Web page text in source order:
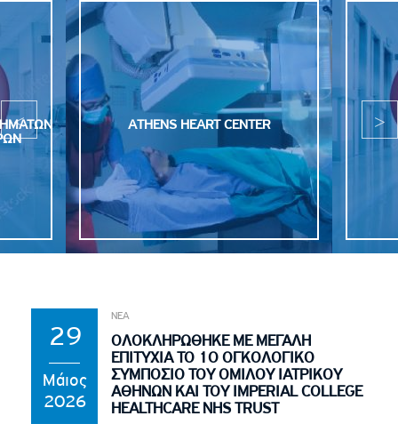
ATHENS HEART CENTER
29
Μάιος
2026
ΝΕΑ
ΟΛΟΚΛΗΡΩΘΗΚΕ ΜΕ ΜΕΓΑΛΗ
ΕΠΙΤΥΧΙΑ ΤΟ 1Ο ΟΓΚΟΛΟΓΙΚΟ
ΣΥΜΠΟΣΙΟ ΤΟΥ ΟΜΙΛΟΥ ΙΑΤΡΙΚΟΥ
ΑΘΗΝΩΝ ΚΑΙ ΤΟΥ IMPERIAL COLLEGE
HEALTHCARE NHS TRUST